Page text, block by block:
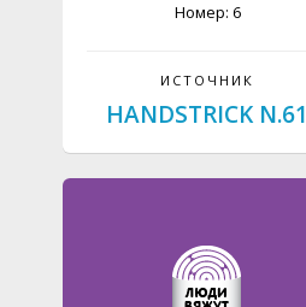
Номер: 6
ИСТОЧНИК
HANDSTRICK N.61